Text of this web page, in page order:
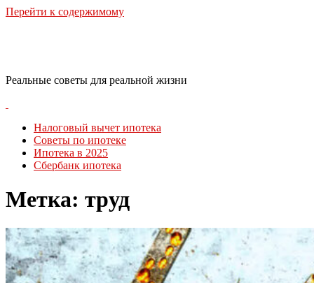
Перейти к содержимому
Реальные советы для реальной жизни
Налоговый вычет ипотека
Советы по ипотеке
Ипотека в 2025
Сбербанк ипотека
Метка: труд